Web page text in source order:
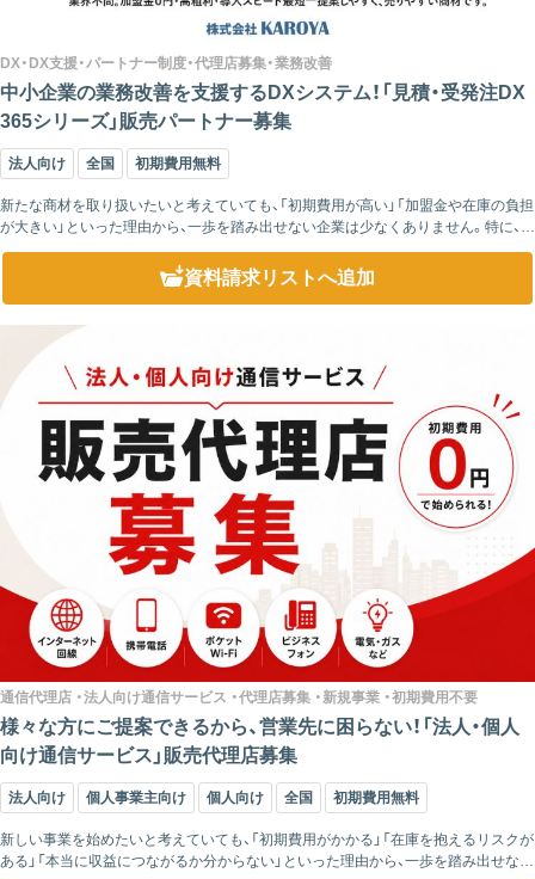
DX・DX支援・パートナー制度・代理店募集・業務改善
中小企業の業務改善を支援するDXシステム！「見積・受発注DX
365シリーズ」販売パートナー募集
法人向け 全国 初期費用無料
新たな商材を取り扱いたいと考えていても、「初期費用が高い」「加盟金や在庫の負担
が大きい」といった理由から、一歩を踏み出せない企業は少なくありません。特に、新
規事業として代理店ビジネスを検討する場合は、できるだけリスクを抑えて始めら
資料請求リストへ追加
通信代理店 ・法人向け通信サービス ・代理店募集 ・新規事業 ・初期費用不要
様々な方にご提案できるから、営業先に困らない！「法人・個人
向け通信サービス」販売代理店募集
法人向け 個人事業主向け 個人向け 全国 初期費用無料
新しい事業を始めたいと考えていても、「初期費用がかかる」「在庫を抱えるリスクが
ある」「本当に収益につながるか分からない」といった理由から、一歩を踏み出せない